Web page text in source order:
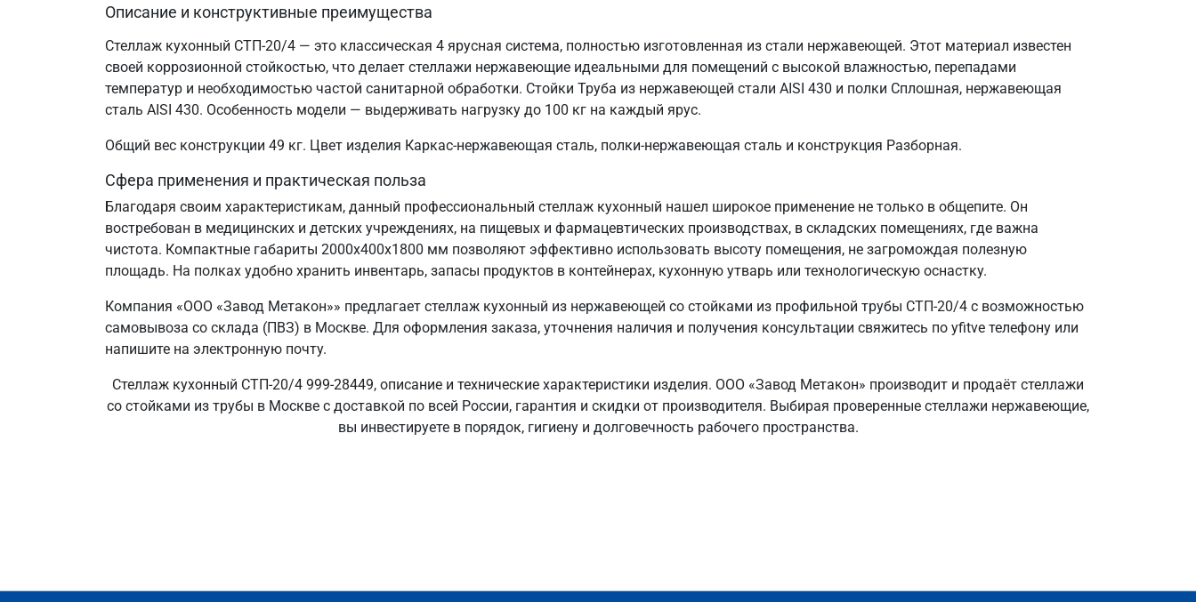
Описание и конструктивные преимущества
Стеллаж кухонный СТП-20/4 — это классическая 4 ярусная система, полностью изготовленная из стали нержавеющей. Этот материал известен
своей коррозионной стойкостью, что делает стеллажи нержавеющие идеальными для помещений с высокой влажностью, перепадами
температур и необходимостью частой санитарной обработки. Стойки Труба из нержавеющей стали AISI 430 и полки Сплошная, нержавеющая
сталь AISI 430. Особенность модели — выдерживать нагрузку до 100 кг на каждый ярус.
Общий вес конструкции 49 кг. Цвет изделия Каркас-нержавеющая сталь, полки-нержавеющая сталь и конструкция Разборная.
Сфера применения и практическая польза
Благодаря своим характеристикам, данный профессиональный стеллаж кухонный нашел широкое применение не только в общепите. Он
востребован в медицинских и детских учреждениях, на пищевых и фармацевтических производствах, в складских помещениях, где важна
чистота. Компактные габариты 2000х400х1800 мм позволяют эффективно использовать высоту помещения, не загромождая полезную
площадь. На полках удобно хранить инвентарь, запасы продуктов в контейнерах, кухонную утварь или технологическую оснастку.
Компания «ООО «Завод Метакон»» предлагает стеллаж кухонный из нержавеющей со стойками из профильной трубы СТП-20/4 с возможностью
самовывоза со склада (ПВЗ) в Москве. Для оформления заказа, уточнения наличия и получения консультации свяжитесь по yfitve телефону или
напишите на электронную почту.
Стеллаж кухонный СТП-20/4 999-28449, описание и технические характеристики изделия. ООО «Завод Метакон» производит и продаёт стеллажи
со стойками из трубы в Москве с доставкой по всей России, гарантия и скидки от производителя. Выбирая проверенные стеллажи нержавеющие,
вы инвестируете в порядок, гигиену и долговечность рабочего пространства.